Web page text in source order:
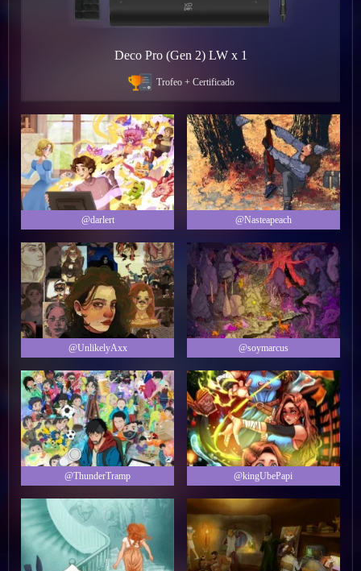
Deco Pro (Gen 2) LW x 1
Trofeo + Certificado
@darlert @Nasteapeach
@UnlikelyAxx @soymarcus
@ThunderTramp @kingUbePapi